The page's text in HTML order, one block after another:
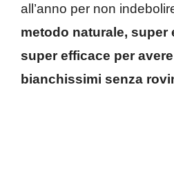
all’anno per non
metodo naturale, super
super efficace per
bianchissimi senza